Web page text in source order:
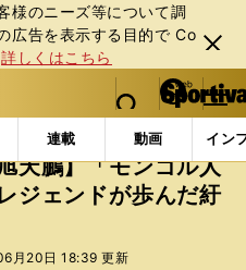
様のニーズ等について調
広告を表⽰する⽬的で Co
詳しくはこちら
閉じ
る
web Sportiva (webスポルティーバ)
検索
マイペ
ー
ジ
メニュ
連載 動画 イン
その他競技 大相撲 【平
天鵬】「モンゴル人
ジェンドが歩んだ紆
月20日 18:39 更新